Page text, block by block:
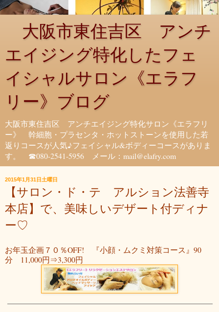
大阪市東住吉区 アンチ
エイジング特化したフェ
イシャルサロン《エラフ
リー》ブログ
大阪市東住吉区 アンチエイジング特化サロン《エラフリ
ー》 幹細胞・プラセンタ・ホットストーンを使用した若
返りコースが人気♪フェイシャル&ボディーコースがありま
す。 ☎080-2541-5956 メール：mail@elafry.com
2015年1月31日土曜日
【サロン・ド・テ アルション法善寺
本店】で、美味しいデザート付ディナ
ー♡
お年玉企画７０％OFF! 『小顔・ムクミ対策コース』90
分 11,000円⇒3,300円